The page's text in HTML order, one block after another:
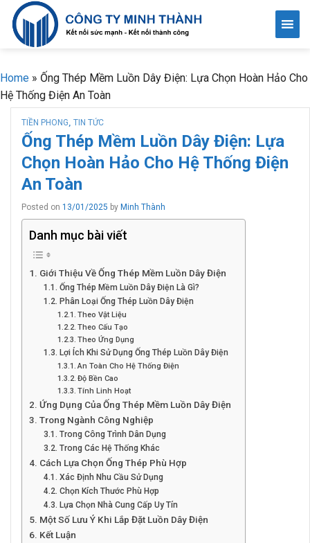
Skip
content
Home » Ống Thép Mềm Luồn Dây Điện: Lựa Chọn Hoàn Hảo Cho
Hệ Thống Điện An Toàn
TIỀN PHONG,TIN TỨC
Ống Thép Mềm Luồn Dây Điện: Lựa
Chọn Hoàn Hảo Cho Hệ Thống Điện
An Toàn
Posted on 13/01/2025 by Minh Thành
Danh mục bài viết
Giới Thiệu Về Ống Thép Mềm Luồn Dây Điện
Ống Thép Mềm Luồn Dây Điện Là Gì?
Phân Loại Ống Thép Luồn Dây Điện
Theo Vật Liệu
Theo Cấu Tạo
Theo Ứng Dụng
Lợi Ích Khi Sử Dụng Ống Thép Luồn Dây Điện
An Toàn Cho Hệ Thống Điện
Độ Bền Cao
Tính Linh Hoạt
Ứng Dụng Của Ống Thép Mềm Luồn Dây Điện
Trong Ngành Công Nghiệp
Trong Công Trình Dân Dụng
Trong Các Hệ Thống Khác
Cách Lựa Chọn Ống Thép Phù Hợp
Xác Định Nhu Cầu Sử Dụng
Chọn Kích Thước Phù Hợp
Lựa Chọn Nhà Cung Cấp Uy Tín
Một Số Lưu Ý Khi Lắp Đặt Luồn Dây Điện
Kết Luận